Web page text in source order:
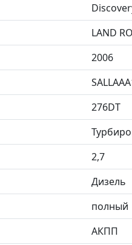
LAND
2006
276DT
2,7
Дизель
полный
АКПП